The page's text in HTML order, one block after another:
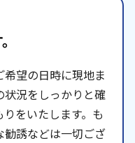
望の日時に現地ま
状況をしっかりと確
をいたします。も
誘などは一切ござ